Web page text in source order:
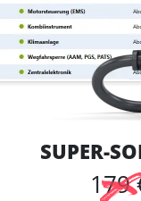
SUPER-
179